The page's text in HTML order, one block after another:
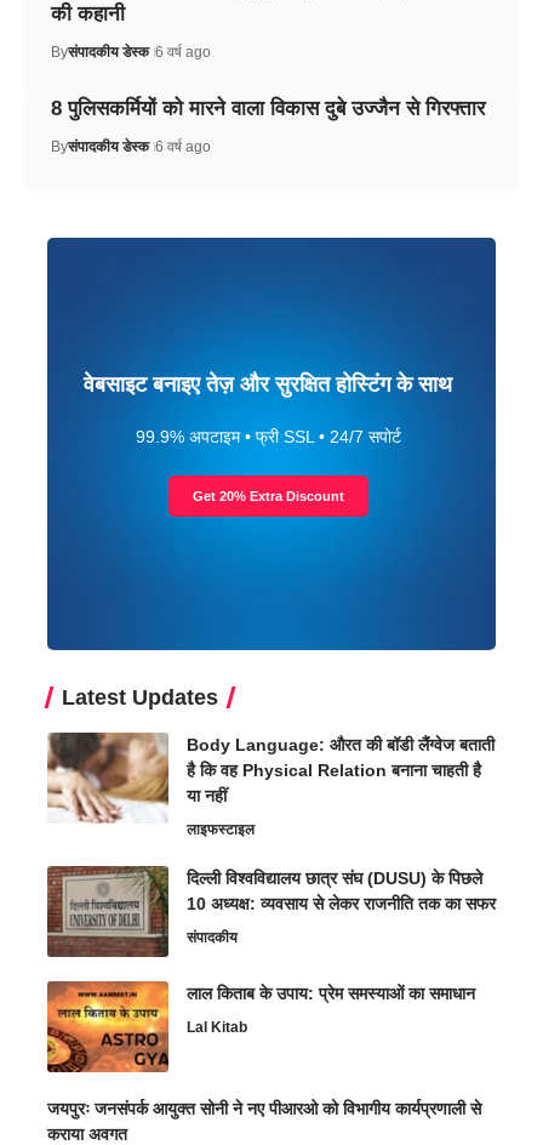
की कहानी
Byसंपादकीय डेस्क 6 वर्ष ago
8 पुलिसकर्मियों को मारने वाला विकास दुबे उज्जैन से गिरफ्तार
Byसंपादकीय डेस्क 6 वर्ष ago
वेबसाइट बनाइए तेज़ और सुरक्षित होस्टिंग के साथ
99.9% अपटाइम • फ्री SSL • 24/7 सपोर्ट
Get 20% Extra Discount
Latest Updates
Body Language: औरत की बॉडी लैंग्वेज बताती
है कि वह Physical Relation बनाना चाहती है
या नहीं
लाइफस्टाइल
दिल्ली विश्वविद्यालय छात्र संघ (DUSU) के पिछले
10 अध्यक्ष: व्यवसाय से लेकर राजनीति तक का सफर
संपादकीय
लाल किताब के उपाय: प्रेम समस्याओं का समाधान
Lal Kitab
जयपुरः जनसंपर्क आयुक्त सोनी ने नए पीआरओ को विभागीय कार्यप्रणाली से
कराया अवगत